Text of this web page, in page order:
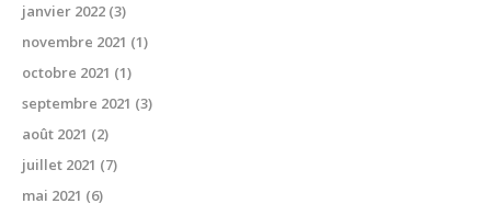
janvier 2022 (3)
novembre 2021 (1)
octobre 2021 (1)
septembre 2021 (3)
août 2021 (2)
juillet 2021 (7)
mai 2021 (6)